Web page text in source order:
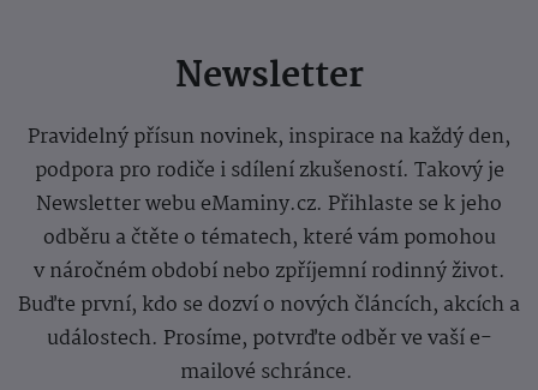
Newsletter
Pravidelný přísun novinek, inspirace na každý den,
podpora pro rodiče i sdílení zkušeností. Takový je
Newsletter webu eMaminy.cz. Přihlaste se k jeho
odběru a čtěte o tématech, které vám pomohou
v náročném období nebo zpříjemní rodinný život.
Buďte první, kdo se dozví o nových článcích, akcích a
událostech. Prosíme, potvrďte odběr ve vaší e-
mailové schránce.